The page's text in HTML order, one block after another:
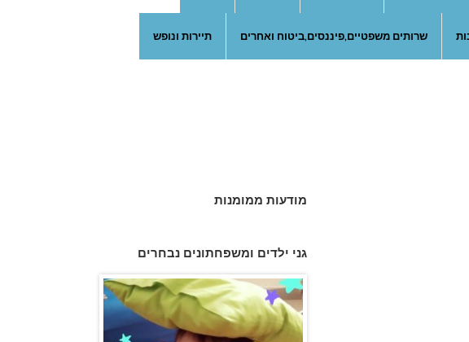
שרותים משפטיים,פיננסים,ביטוח ואחרים תיירות ונופש
מודעות ממומנות
גני ילדים ומשפחתונים נבחרים
גן הכוכבים באשדוד - גן ילדים וצהרון